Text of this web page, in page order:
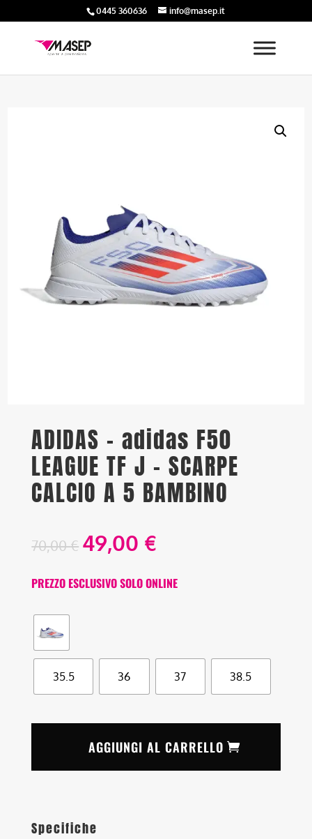
0445 360636 info@masep.it
ADIDAS – adidas F50
LEAGUE TF J – SCARPE
CALCIO A 5 BAMBINO
70,00€ 49,00 €
PREZZO ESCLUSIVO SOLO ONLINE
35.5 36 37 38.5
AGGIUNGI AL CARRELLO
Specifiche